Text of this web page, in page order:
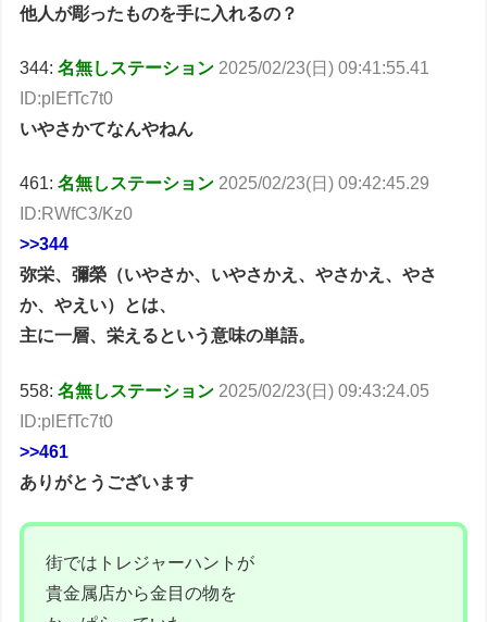
他人が彫ったものを手に入れるの？
344:名無しステーション 2025/02/23(日) 09:41:55.41
ID:plEfTc7t0
いやさかてなんやねん
461:名無しステーション 2025/02/23(日) 09:42:45.29
ID:RWfC3/Kz0
>>344
弥栄、彌榮（いやさか、いやさかえ、やさかえ、やさ
か、やえい）とは、
主に一層、栄えるという意味の単語。
558:名無しステーション 2025/02/23(日) 09:43:24.05
ID:plEfTc7t0
>>461
ありがとうございます
街ではトレジャーハントが
貴金属店から金目の物を